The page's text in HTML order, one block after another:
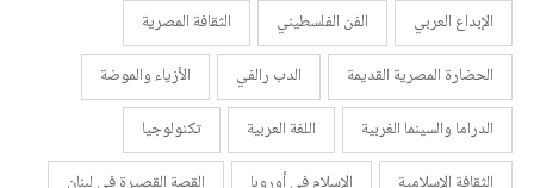
الإبداع العربي
الفن الفلسطيني
الثقافة المصرية
الحضارة المصرية القديمة
الدب رالفي
الأزياء والموضة
الدراما والسينما الغربية
اللغة العربية
تكنولوجيا